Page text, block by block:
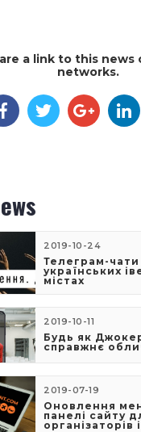
a link to this news
networks.
2019-10-24
Телеграм-
українських
містах
2019-10-11
Будь як
справжнє
2019-07-19
Оновлення
панелі сайту
організаторів